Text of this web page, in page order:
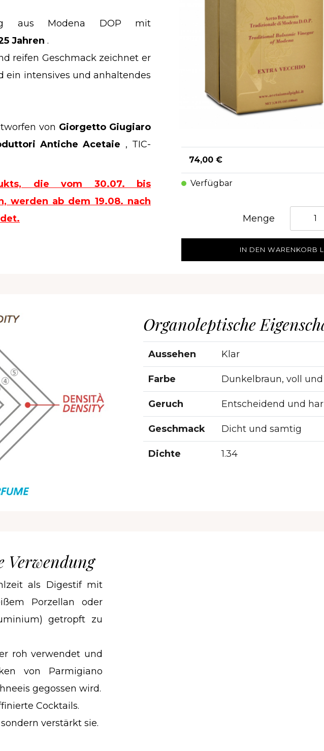
aus Modena DOP mit
Jahren .
reifen Geschmack zeichnet er
ein intensives und anhaltendes
von Giorgetto Giugiaro
Antiche Acetaie , TIC-
die vom 30.07. bis
werden ab dem 19.08. nach
74,00 €
Verfügbar
Menge Quantità
IN DEN WARENKORB
Organoleptische
Aussehen Klar
Farbe Dunkelbraun, voll
Geruch Entscheidend und
Geschmack Dicht und samtig
Dichte 1.34
Verwendung
als Digestif mit
Porzellan oder
getropft zu
roh verwendet und
von Parmigiano
gegossen wird.
Cocktails.
verstärkt sie.